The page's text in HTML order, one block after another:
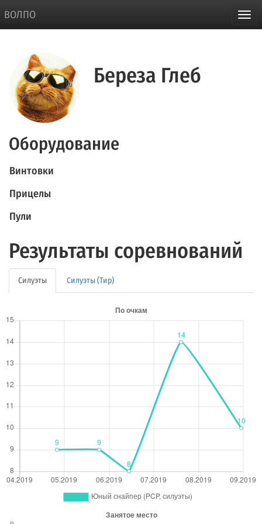
ВОЛПО
Береза Глеб
Оборудование
Винтовки
Прицелы
Пули
Результаты соревнований
Силуэты Силуэты (Тир)